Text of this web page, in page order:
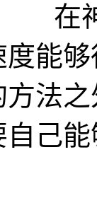
在
度能
法
己